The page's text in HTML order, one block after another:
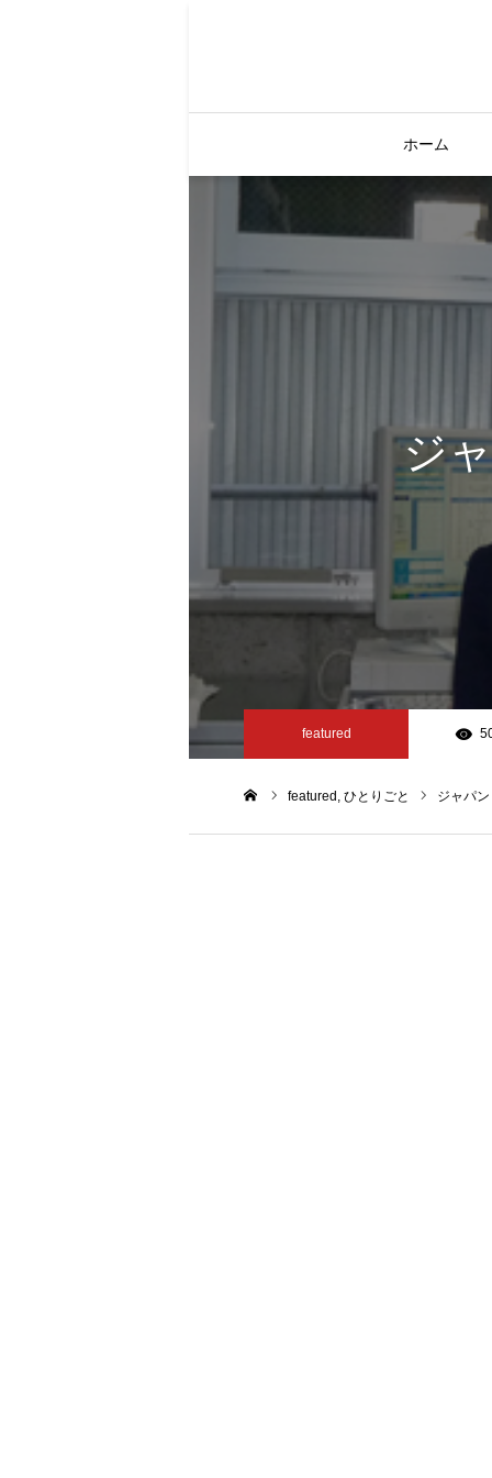
ホーム
ジ
featured
featured ひとりごと ジャパ